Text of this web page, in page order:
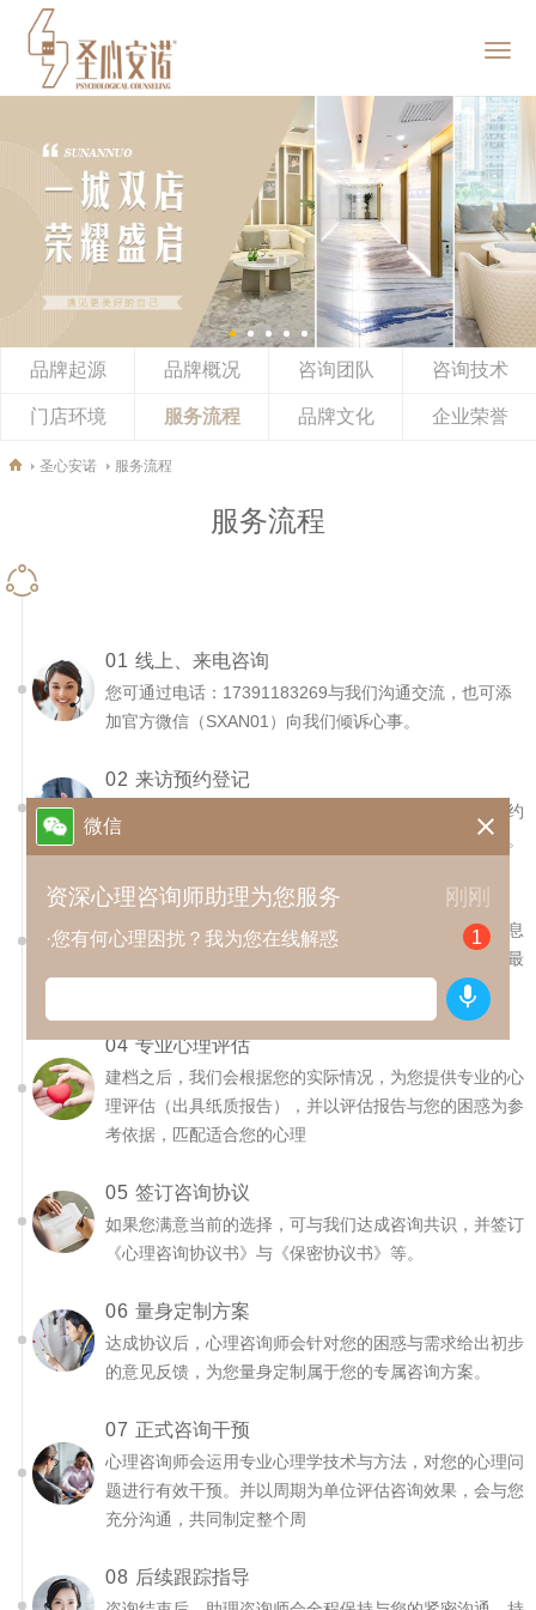
圣心安诺
服务范畴
企业EAP
新闻动态
加入我们
品牌起源 品牌概况 咨询团队 咨询技术
门店环境 服务流程 品牌文化 企业荣誉
圣心安诺 服务流程
服务流程
01 线上、来电咨询
您可通过电话：17391183269与我们沟通交流，也可添
加官方微信（SXAN01）向我们倾诉心事。
02 来访预约登记
咨询过后，如您有来访意向，可与在线咨询顾问进行预约
沟通，了解咨询详情，确定来访时间，熟知来访路线等。
03 信息采集建档
到达门店后，助理咨询师将会通过谈话了解您的基本信息
和主要特征，并让您对心理咨询建立一个初步的概念，最
04 专业心理评估
建档之后，我们会根据您的实际情况，为您提供专业的心
理评估（出具纸质报告），并以评估报告与您的困惑为参
考依据，匹配适合您的心理
05 签订咨询协议
如果您满意当前的选择，可与我们达成咨询共识，并签订
《心理咨询协议书》与《保密协议书》等。
06 量身定制方案
达成协议后，心理咨询师会针对您的困惑与需求给出初步
的意见反馈，为您量身定制属于您的专属咨询方案。
07 正式咨询干预
心理咨询师会运用专业心理学技术与方法，对您的心理问
题进行有效干预。并以周期为单位评估咨询效果，会与您
充分沟通，共同制定整个周
08 后续跟踪指导
微信 
资深心理咨询师助理为您服务 刚刚
·您有何心理困扰？我为您在线解惑 1
